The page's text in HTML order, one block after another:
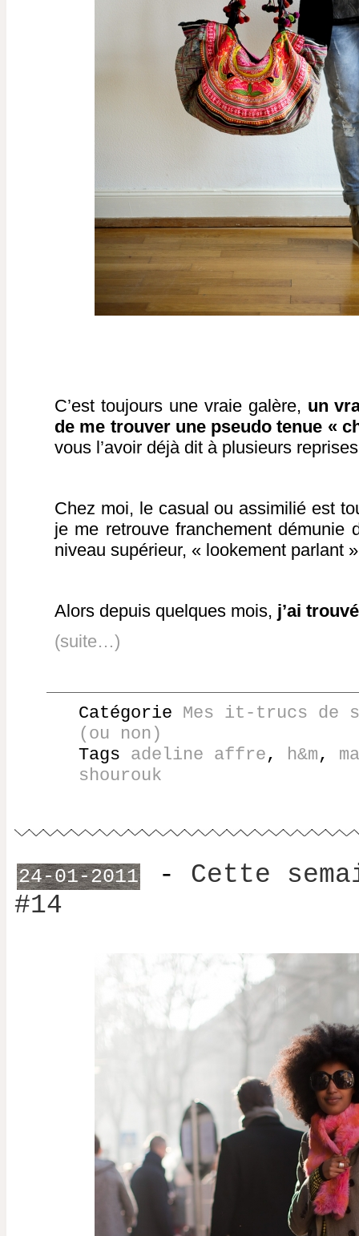
C’est toujours une vraie galère, un
de me trouver une pseudo tenue «
vous l’avoir déjà dit à plusieurs
Chez moi, le casual ou assimilié est
je me retrouve franchement démunie
niveau supérieur, « lookement parlant
Alors depuis quelques mois, j’ai
(suite…)
Catégorie Mes it-trucs de
(ou non)
Tags adeline affre, h&m,
shourouk
24-01-2011 - Cette
#14